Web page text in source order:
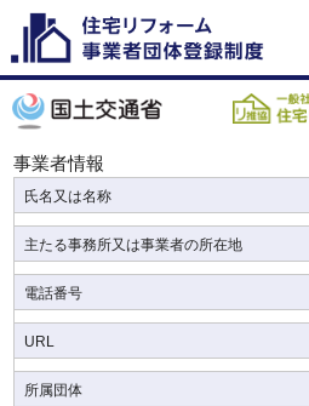
事業者情報
氏名又は名称
主たる事務所又は事業者の所在地
電話番号
URL
所属団体